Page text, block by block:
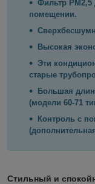
Фильтр
помещении.
Высокая
Эти
старые
Большая
(модели 60-71
Контроль с
Стильный и